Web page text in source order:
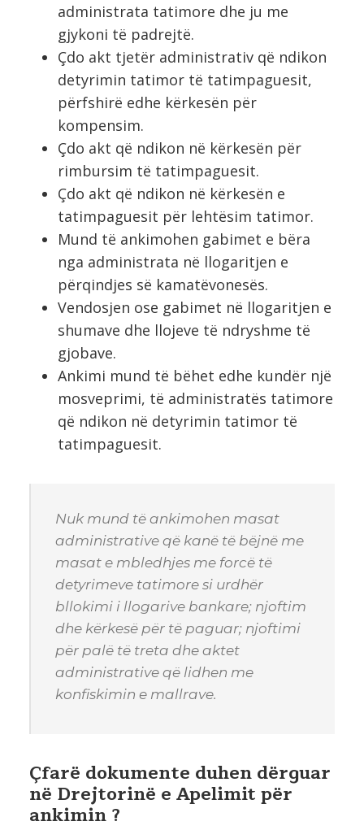
administrata tatimore dhe ju me
gjykoni të padrejtë.
Çdo akt tjetër administrativ që ndikon
detyrimin tatimor të tatimpaguesit,
përfshirë edhe kërkesën për
kompensim.
Çdo akt që ndikon në kërkesën për
rimbursim të tatimpaguesit.
Çdo akt që ndikon në kërkesën e
tatimpaguesit për lehtësim tatimor.
Mund të ankimohen gabimet e bëra
nga administrata në llogaritjen e
përqindjes së kamatëvonesës.
Vendosjen ose gabimet në llogaritjen e
shumave dhe llojeve të ndryshme të
gjobave.
Ankimi mund të bëhet edhe kundër një
mosveprimi, të administratës tatimore
që ndikon në detyrimin tatimor të
tatimpaguesit.
Nuk mund të ankimohen masat
administrative që kanë të bëjnë me
masat e mbledhjes me forcë të
detyrimeve tatimore si urdhër
bllokimi i llogarive bankare; njoftim
dhe kërkesë për të paguar; njoftimi
për palë të treta dhe aktet
administrative që lidhen me
konfiskimin e mallrave.
Çfarë dokumente duhen dërguar
në Drejtorinë e Apelimit për
ankimin ?